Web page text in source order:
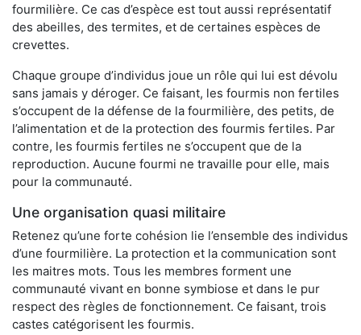
fourmilière. Ce cas d’espèce est tout aussi représentatif
des abeilles, des termites, et de certaines espèces de
crevettes.
Chaque groupe d’individus joue un rôle qui lui est dévolu
sans jamais y déroger. Ce faisant, les fourmis non fertiles
s’occupent de la défense de la fourmilière, des petits, de
l’alimentation et de la protection des fourmis fertiles. Par
contre, les fourmis fertiles ne s’occupent que de la
reproduction. Aucune fourmi ne travaille pour elle, mais
pour la communauté.
Une organisation quasi militaire
Retenez qu’une forte cohésion lie l’ensemble des individus
d’une fourmilière. La protection et la communication sont
les maitres mots. Tous les membres forment une
communauté vivant en bonne symbiose et dans le pur
respect des règles de fonctionnement. Ce faisant, trois
castes catégorisent les fourmis.